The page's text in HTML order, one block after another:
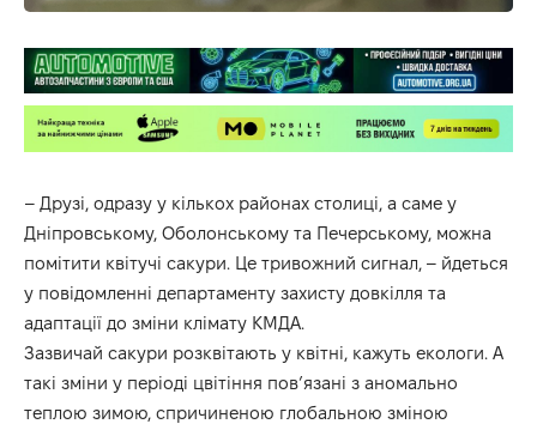
– Друзі, одразу у кількох районах столиці, а саме у
Дніпровському, Оболонському та Печерському, можна
помітити квітучі сакури. Це тривожний сигнал, – йдеться
у повідомленні департаменту захисту довкілля та
адаптації до зміни клімату КМДА.
Зазвичай сакури розквітають у квітні, кажуть екологи. А
такі зміни у періоді цвітіння пов’язані з аномально
теплою зимою, спричиненою глобальною зміною